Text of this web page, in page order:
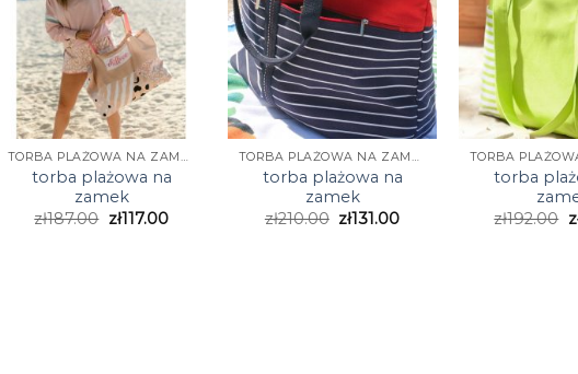
TORBA PLAŻOWA NA ZAMEK
torba plażowa na
zamek
zł187.00 zł117.00
TORBA PLAŻOWA NA ZAMEK
torba plażowa na
zamek
zł210.00 zł131.00
torba
zł192.00